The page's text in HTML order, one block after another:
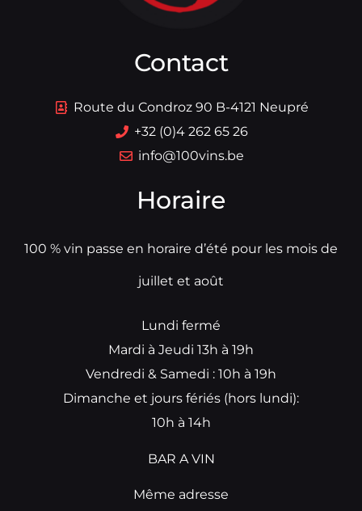
Contact
Route du Condroz 90 B-4121 Neupré
+32 (0)4 262 65 26
info@100vins.be
Horaire
100 % vin passe en horaire d’été pour les mois de
juillet et août
Lundi fermé
Mardi à Jeudi 13h à 19h
Vendredi & Samedi : 10h à 19h
Dimanche et jours fériés (hors lundi):
10h à 14h
BAR A VIN
Même adresse